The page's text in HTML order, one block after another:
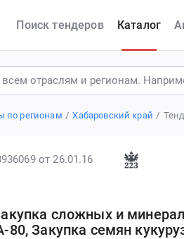
Поиск тендеров Каталог
по регионам Хабаровский край
от 26.01.16
сложных и
80, Закупка семян